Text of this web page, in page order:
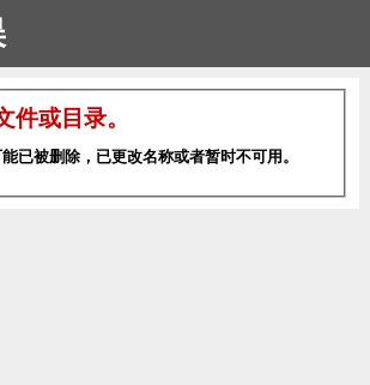
件或目录。
已被删除，已更改名称或者暂时不可用。